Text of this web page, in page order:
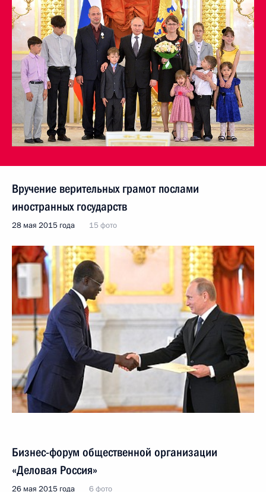
Вручение верительных грамот послами
иностранных государств
28 мая 2015 года 15 фото
Бизнес-форум общественной организации
«Деловая Россия»
26 мая 2015 года 6 фото